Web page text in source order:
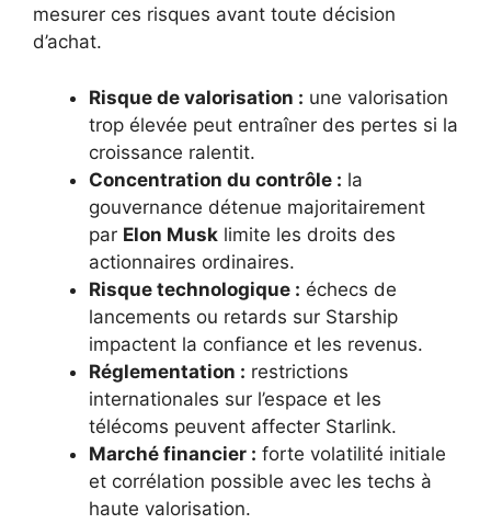
mesurer ces risques avant toute décision
d’achat.
Risque de valorisation : une valorisation
trop élevée peut entraîner des pertes si la
croissance ralentit.
Concentration du contrôle : la
gouvernance détenue majoritairement
par Elon Musk limite les droits des
actionnaires ordinaires.
Risque technologique : échecs de
lancements ou retards sur Starship
impactent la confiance et les revenus.
Réglementation : restrictions
internationales sur l’espace et les
télécoms peuvent affecter Starlink.
Marché financier : forte volatilité initiale
et corrélation possible avec les techs à
haute valorisation.